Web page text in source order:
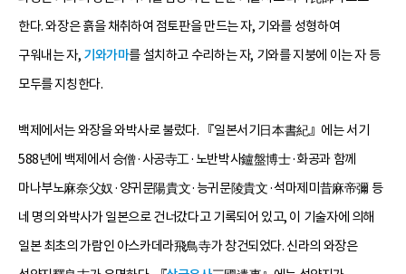
한다. 와장은 흙을 채취하여 점토판을 만드는 자, 기와를 성형하여
구워내는 자, 기와가마를 설치하고 수리하는 자, 기와를 지붕에 이는 자 등
모두를 지칭한다.
백제에서는 와장을 와박사로 불렀다. 『일본서기日本書紀』에는 서기
588년에 백제에서 승僧·사공寺工·노반박사鑪盤博士·화공과 함께
마나부노麻奈父奴·양귀문陽貴文·능귀문陵貴文·석마제미昔麻帝彌 등
네 명의 와박사가 일본으로 건너갔다고 기록되어 있고, 이 기술자에 의해
일본 최초의 가람인 아스카데라飛鳥寺가 창건되었다. 신라의 와장은